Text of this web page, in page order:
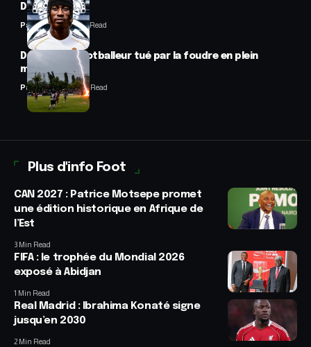
Diomandé
Panafrofoot1 Min Read
Drame : un footballeur tué par la foudre en plein
match
Panafrofoot2 Min Read
Plus d'info Foot
CAN 2027 : Patrice Motsepe promet
une édition historique en Afrique de
l’Est
3 Min Read
FIFA : le trophée du Mondial 2026
exposé à Abidjan
1 Min Read
Real Madrid : Ibrahima Konaté signe
jusqu’en 2030
2 Min Read